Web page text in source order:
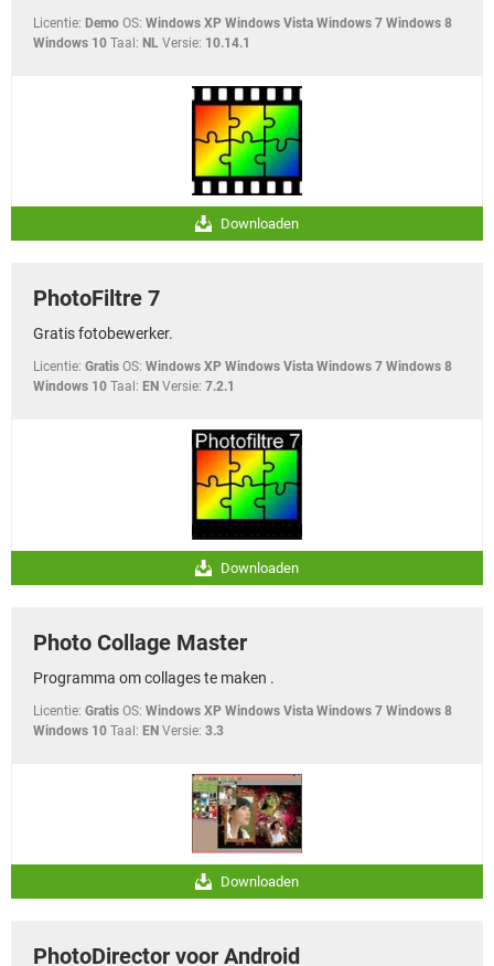
Licentie: Demo OS: Windows XP Windows Vista Windows 7 Windows 8
Windows 10 Taal: NL Versie: 10.14.1
Downloaden
PhotoFiltre 7
Gratis fotobewerker.
Licentie: Gratis OS: Windows XP Windows Vista Windows 7 Windows 8
Windows 10 Taal: EN Versie: 7.2.1
Downloaden
Photo Collage Master
Programma om collages te maken .
Licentie: Gratis OS: Windows XP Windows Vista Windows 7 Windows 8
Windows 10 Taal: EN Versie: 3.3
Downloaden
PhotoDirector voor Android